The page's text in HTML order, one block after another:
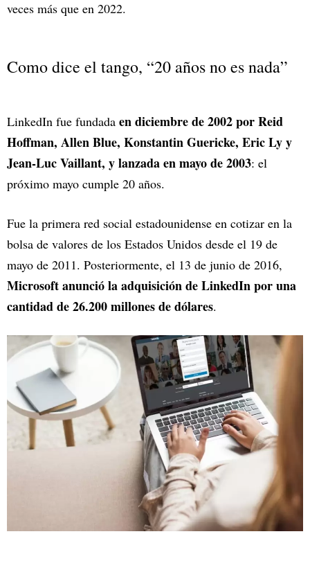
veces más que en 2022.
Como dice el tango, “20 años no es nada”
LinkedIn fue fundada en diciembre de 2002 por Reid
Hoffman, Allen Blue, Konstantin Guericke, Eric Ly y
Jean-Luc Vaillant, y lanzada en mayo de 2003: el
próximo mayo cumple 20 años.
Fue la primera red social estadounidense en cotizar en la
bolsa de valores de los Estados Unidos desde el 19 de
mayo de 2011. Posteriormente, el 13 de junio de 2016,
Microsoft anunció la adquisición de LinkedIn por una
cantidad de 26.200 millones de dólares.